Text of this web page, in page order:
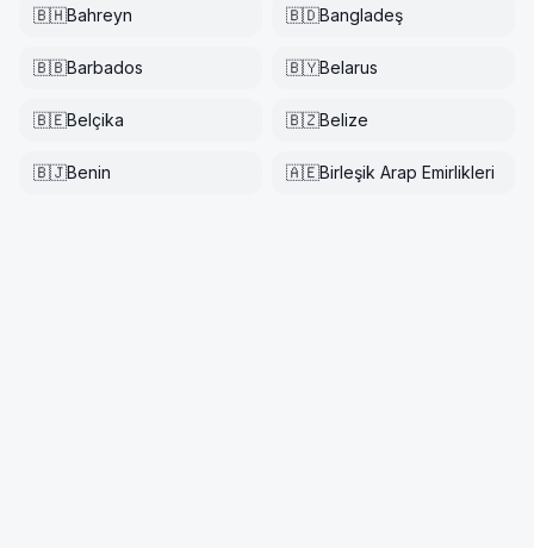
🇧🇭Bahreyn 🇧🇩Bangladeş
🇧🇧Barbados 🇧🇾Belarus
🇧🇪Belçika 🇧🇿Belize
🇧🇯Benin 🇦🇪Birleşik Arap Emirlikleri